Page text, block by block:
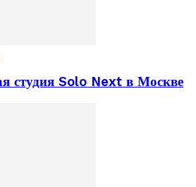
студия Solo Next в Москве